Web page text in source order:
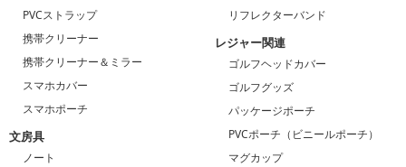
PVCストラップ
携帯クリーナー
携帯クリーナー＆ミラー
スマホカバー
スマホポーチ
文房具
ノート
リフレクターバンド
レジャー関連
ゴルフヘッドカバー
ゴルフグッズ
パッケージポーチ
PVCポーチ（ビニールポーチ）
マグカップ